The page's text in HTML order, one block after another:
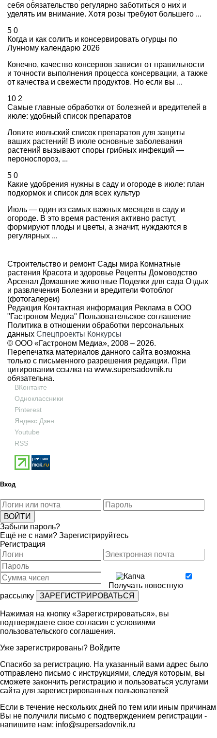
себя обязательство регулярно заботиться о них и
уделять им внимание. Хотя розы требуют большего ...
5 0
Когда и как солить и консервировать огурцы по
Лунному календарю 2026
Конечно, качество консервов зависит от правильности
и точности выполнения процесса консервации, а также
от качества и свежести продуктов. Но если вы ...
10 2
Самые главные обработки от болезней и вредителей в
июле: удобный список препаратов
Ловите июльский список препаратов для защиты
ваших растений! В июле основные заболевания
растений вызывают споры грибных инфекций —
пероноспороз, ...
5 0
Какие удобрения нужны в саду и огороде в июле: план
подкормок и список для всех культур
Июль — один из самых важных месяцев в саду и
огороде. В это время растения активно растут,
формируют плоды и цветы, а значит, нуждаются в
регулярных ...
Строительство и ремонт Сады мира Комнатные
растения Красота и здоровье Рецепты Домоводство
Арсенал Домашние животные Поделки для сада Отдых
и развлечения Болезни и вредители Фотоблог
(фотогалереи)
Редакция Контактная информация Реклама в ООО
"Гастроном Медиа" Пользовательское соглашение
Политика в отношении обработки персональных
данных Спецпроекты Конкурсы
© ООО «Гастроном Медиа», 2008 – 2026.
Перепечатка материалов данного сайта возможна
только с письменного разрешения редакции. При
цитировании ссылка на www.supersadovnik.ru
обязательна.
ВКонтакте
Одноклассники
Pinterest
Яндекс Дзен
Youtube
RSS
Вход
Забыли пароль?
Ещё не с нами? Зарегистрируйтесь
Регистрация
Получать новостную
рассылку
Нажимая на кнопку «Зарегистрироваться», вы
подтверждаете свое согласия с условиями
пользовательского соглашения.
Уже зарегистрированы? Войдите
Спасибо за регистрацию. На указанный вами адрес было
отправлено письмо с инструкциями, следуя которым, вы
сможете закончить регистрацию и пользоваться услугами
сайта для зарегистрированных пользователей
Если в течение нескольких дней по тем или иным причинам
Вы не получили письмо с подтверждением регистрации -
напишите нам: info@supersadovnik.ru